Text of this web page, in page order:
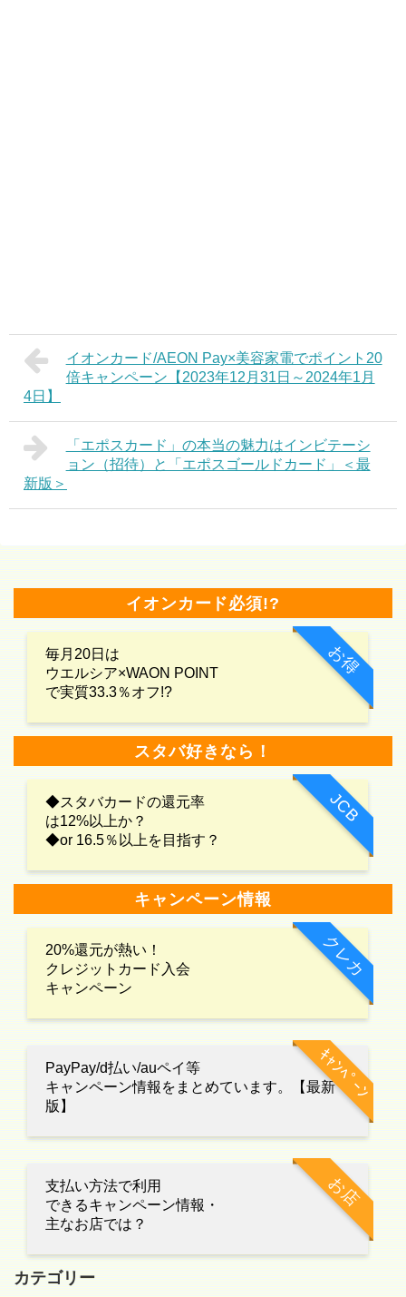
イオンカード/AEON Pay×美容家電でポイント20
倍キャンペーン【2023年12月31日～2024年1月
4日】
「エポスカード」の本当の魅力はインビテーシ
ョン（招待）と「エポスゴールドカード」＜最
新版＞
イオンカード必須!?
お得
毎月20日は
ウエルシア×WAON POINT
で実質33.3％オフ!?
スタバ好きなら！
JCB
◆スタバカードの還元率
は12%以上か？
◆or 16.5％以上を目指す？
キャンペーン情報
クレカ
20%還元が熱い！
クレジットカード入会
キャンペーン
ｷｬﾝﾍﾟｰﾝ
PayPay/d払い/auペイ等
キャンペーン情報をまとめています。【最新
版】
お店
支払い方法で利用
できるキャンペーン情報・
主なお店では？
カテゴリー